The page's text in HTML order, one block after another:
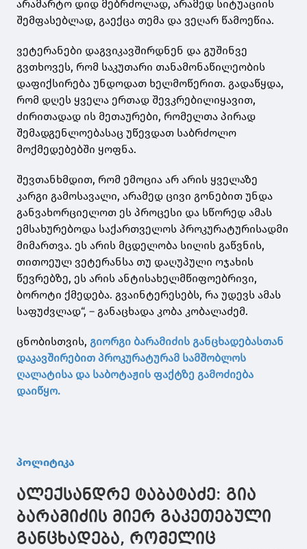
არამარტო დიდ მებრძოლად, არამედ სიტუაციის
შემფასებლად, გაექცა თემა და ვეღარ წამოეწია.
ვეტერანები დაგვიკავშირდნენ და გუშინვე
გვთხოვეს, რომ საკუთარი თანამონაწილეობის
დაფიქსირება უნდოდათ ხელმოწერით. გადაწყდა,
რომ დღეს ყველა ერთად შევკრებილიყავით,
ძირითადად ის მეთაურები, რომელთა პირად
შემადგენლოებასაც უწევდათ საბრძოლო
მოქმედებებში ყოფნა.
შევთანხმდით, რომ ემოცია არ არის ყველაზე
კარგი გამოსავალი, არამედ ცივი გონებით უნდა
განვახორციელოთ ეს პროცესი და სწორედ ამას
ემსახურებოდა საქართველოს პროკურატურისადმი
მიმართვა. ეს არის მცდელობა სილის გაწვნის,
თითოეულ ვეტერანსა თუ დაღუპული ოჯახის
წევრებზე, ეს არის ანტისახელმწიფოებრივი,
ბოროტი ქმედება. გვაინტერესებს, რა უდევს ამას
საფუძვლად“, – განაცხადა კობა კობალაძემ.
ცნობისთვის, გიორგი ბარამიძის განცხადებასთან
დაკავშირებით პროკურატურამ სამშობლოს
ღალატისა და საბოტაჟის ფაქტზე გამოძიება
დაიწყო.
პოლიტიკა
ალექსანდრე ტაბატაძე: გია
ბარამიძის მიერ გაკეთებული
განცხადება, რომელიც